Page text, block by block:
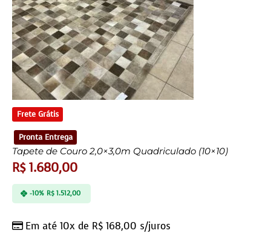
Frete Grátis
Pronta Entrega
Tapete de Couro 2,0×3,0m Quadriculado (10×10)
R$1.680,00
Em até 10x de R$ 168,00 s/juros
-10% R$1.512,00